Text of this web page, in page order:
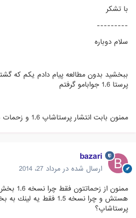
با تشکر
---------
سلام دوباره
ببخشید بدون مطالعه پیام دادم یکم که
پرستا 1.6 جوابامو گرفتم
ممنون بابت انتشار پرستاشاپ 1.6 و زحمات شما
bazari
ارسال شده در مرداد 27، 2014
ممنون از
هستش و چرا نسخه 1.5 فقط
پرستاشاپ؟